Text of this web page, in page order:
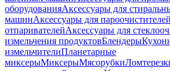
оборудованияАксессуары для
машинАксессуары для
отпаривателейАксессуары для
измельчения продуктовБлендеры
измельчителиПланетарные
миксерыМиксерыМясорубки